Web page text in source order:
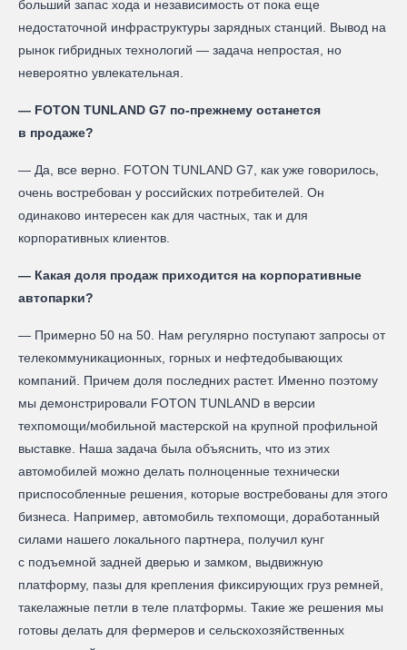
больший запас хода и независимость от пока еще
недостаточной инфраструктуры зарядных станций. Вывод на
рынок гибридных технологий — задача непростая, но
невероятно увлекательная.
— FOTON TUNLAND G7 по-прежнему останется
в продаже?
— Да, все верно. FOTON TUNLAND G7, как уже говорилось,
очень востребован у российских потребителей. Он
одинаково интересен как для частных, так и для
корпоративных клиентов.
— Какая доля продаж приходится на корпоративные
автопарки?
— Примерно 50 на 50. Нам регулярно поступают запросы от
телекоммуникационных, горных и нефтедобывающих
компаний. Причем доля последних растет. Именно поэтому
мы демонстрировали FOTON TUNLAND в версии
техпомощи/мобильной мастерской на крупной профильной
выставке. Наша задача была объяснить, что из этих
автомобилей можно делать полноценные технически
приспособленные решения, которые востребованы для этого
бизнеса. Например, автомобиль техпомощи, доработанный
силами нашего локального партнера, получил кунг
с подъемной задней дверью и замком, выдвижную
платформу, пазы для крепления фиксирующих груз ремней,
такелажные петли в теле платформы. Такие же решения мы
готовы делать для фермеров и сельскохозяйственных